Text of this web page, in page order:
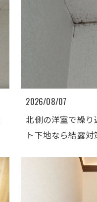
2026/08/07
北側の洋室で繰
ト下地なら結露